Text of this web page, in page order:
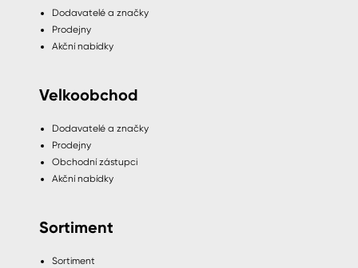
Dodavatelé a značky
Prodejny
Akční nabídky
Velkoobchod
Dodavatelé a značky
Prodejny
Obchodní zástupci
Akční nabídky
Sortiment
Sortiment